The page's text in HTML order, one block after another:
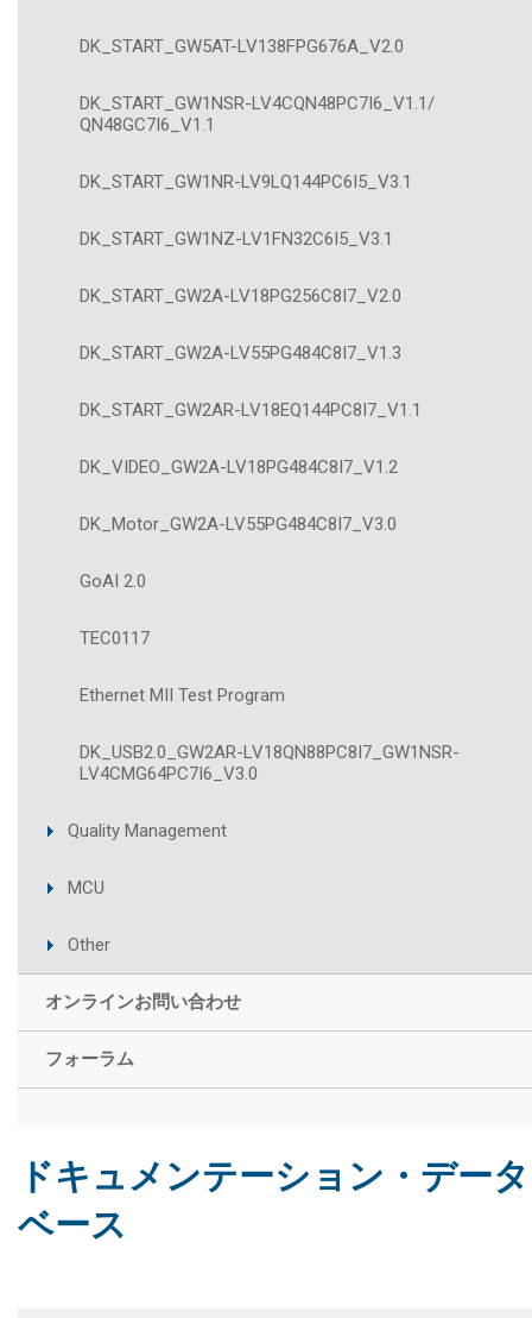
DK_START_GW5AT-LV138FPG676A_V2.0
DK_START_GW1NSR-LV4CQN48PC7I6_V1.1/
QN48GC7I6_V1.1
DK_START_GW1NR-LV9LQ144PC6I5_V3.1
DK_START_GW1NZ-LV1FN32C6I5_V3.1
DK_START_GW2A-LV18PG256C8I7_V2.0
DK_START_GW2A-LV55PG484C8I7_V1.3
DK_START_GW2AR-LV18EQ144PC8I7_V1.1
DK_VIDEO_GW2A-LV18PG484C8I7_V1.2
DK_Motor_GW2A-LV55PG484C8I7_V3.0
GoAI 2.0
TEC0117
Ethernet MII Test Program
DK_USB2.0_GW2AR-LV18QN88PC8I7_GW1NSR-
LV4CMG64PC7I6_V3.0
Quality Management
MCU
Other
オンラインお問い合わせ
フォーラム
ドキュメンテーション・データ
ベース